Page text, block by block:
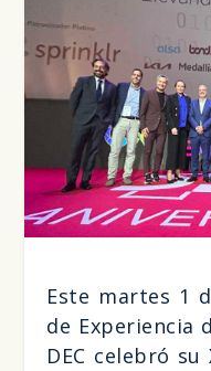
Este mar­tes 1
de Expe­rien­cia
DEC cele­bró